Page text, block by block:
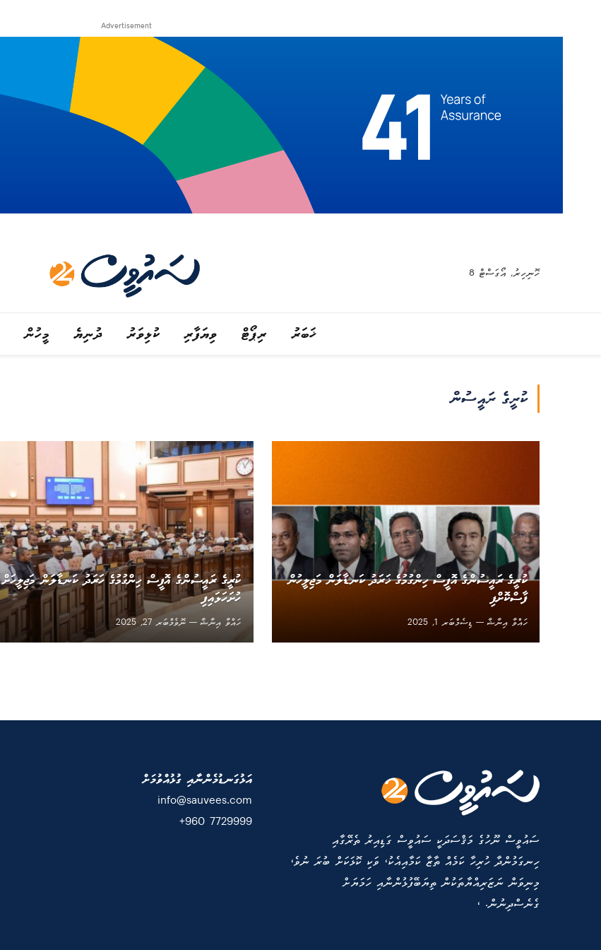
Advertisement
ހޮނިހިރު, އޯގަސްޓް 8
ޚަބަރު ރިޕޯޓް ވިޔަފާރި ކުޅިވަރު ދުނިޔެ މީހުން
ކުރީގެ ރައީސުން
ކުރީގެ ރައީސުންގެ އޮފީސް ހިންގުމުގެ ޚަރަދު ކަނޑާލަން މަޖިލީހުން
ފާސްކޮށްފި
ހައްވާ އިނާޝާ
ޑިސެމްބަރ 1, 2025
ކުރީގެ ރައީސުންގެ އޮފީސް ހިންގުމުގެ ހަރަދު ކަނޑާލަން މަޖިލީހަށް
ހުށަހަޅައިފި
ހައްވާ އިނާޝާ
ނޮވެމްބަރ 27, 2025
ސައުވީސް ނޫހުގެ މަޤްސަދަކީ ސައުވީސް ގަޑިއިރު ތެރޭގާއި
ހިނގަމުންދާ ހުރިހާ ކަމެއް ތާޒާ ކަމާއިއެކު، ވަކި ކޮޅަކަށް ބުރަ ނުވެ،
މިނިވަން ނަޒަރިއްޔާތަކުން ތިޔަބޭފުޅުންނާއި ހަމަޔަށް
ގެނެސްދިނުން. ،
އަޅުގަނޑުމެންނާއި ގުޅުއްވުމަށް
info@sauvees.com
7729999 960+